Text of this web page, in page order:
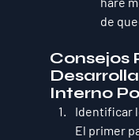
de
Consejos
Interno
Identificar
El primer